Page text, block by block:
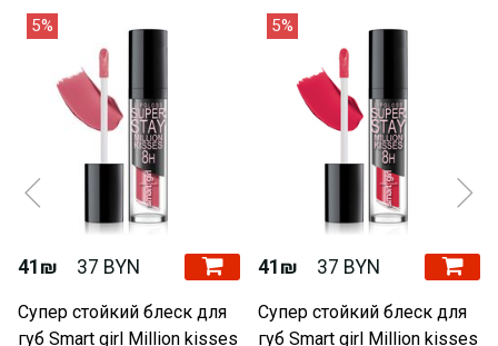
5%
41₪ 37 BYN
Супер стойкий блеск для
губ Smart girl Million kisses
5%
41₪ 37 BYN
Супер стойкий блеск для
губ Smart girl Million kisses